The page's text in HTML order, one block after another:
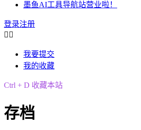
墨鱼AI工具导航站营业啦！
登录注册
 
我要提交
我的收藏
Ctrl + D 收藏本站
存档